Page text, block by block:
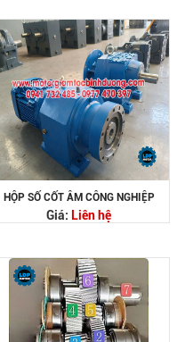
HỘP SỐ CỐT ÂM CÔNG NGHIỆP
Giá: Liên hệ